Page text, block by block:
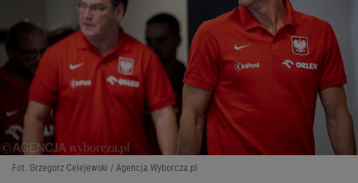
Fot. Grzegorz Celejewski / Agencja Wyborcza.pl